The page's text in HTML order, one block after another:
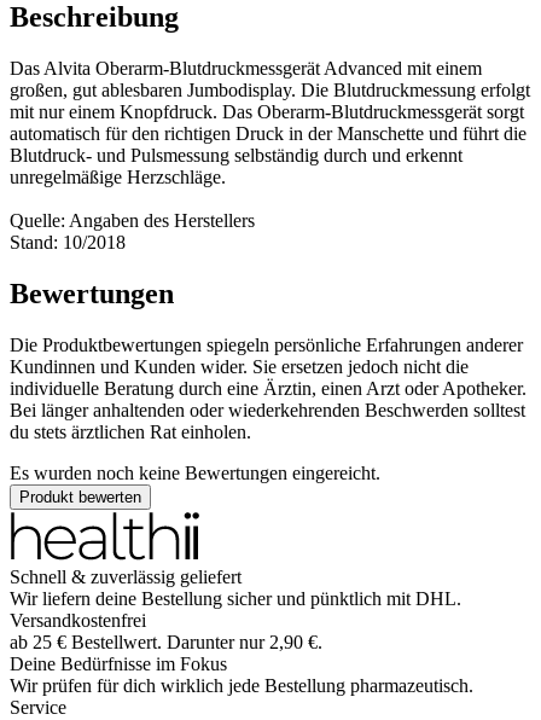
Beschreibung
Das Alvita Oberarm-Blutdruckmessgerät Advanced mit einem
großen, gut ablesbaren Jumbodisplay. Die Blutdruckmessung erfolgt
mit nur einem Knopfdruck. Das Oberarm-Blutdruckmessgerät sorgt
automatisch für den richtigen Druck in der Manschette und führt die
Blutdruck- und Pulsmessung selbständig durch und erkennt
unregelmäßige Herzschläge.
Quelle: Angaben des Herstellers
Stand: 10/2018
Bewertungen
Die Produktbewertungen spiegeln persönliche Erfahrungen anderer
Kundinnen und Kunden wider. Sie ersetzen jedoch nicht die
individuelle Beratung durch eine Ärztin, einen Arzt oder Apotheker.
Bei länger anhaltenden oder wiederkehrenden Beschwerden solltest
du stets ärztlichen Rat einholen.
Es wurden noch keine Bewertungen eingereicht.
Produkt bewerten
Schnell & zuverlässig geliefert
Wir liefern deine Bestellung sicher und pünktlich mit DHL.
Versandkostenfrei
ab 25 € Bestellwert. Darunter nur 2,90 €.
Deine Bedürfnisse im Fokus
Wir prüfen für dich wirklich jede Bestellung pharmazeutisch.
Service